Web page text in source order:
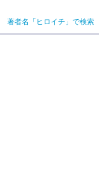
著者名「ヒロイチ」で検索